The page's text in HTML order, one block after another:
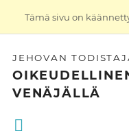
Tämä sivu on
JEHOVAN
VENÄJÄLLÄ